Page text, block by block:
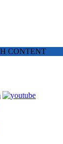
CONTENT